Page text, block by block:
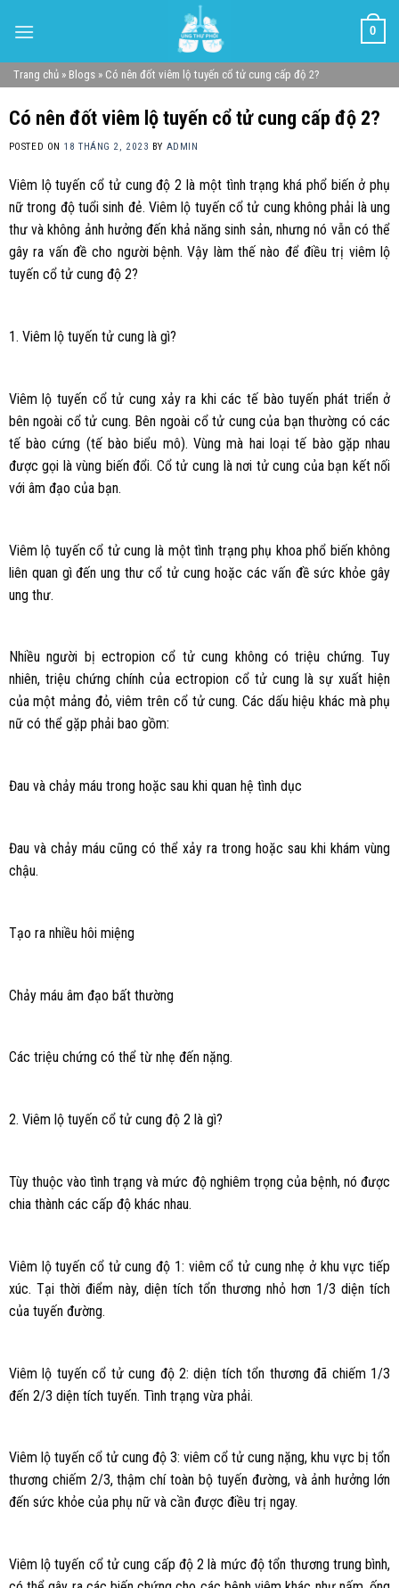
0
Trang chủ » Blogs » Có nên đốt viêm lộ tuyến cổ tử cung cấp độ 2?
Có nên đốt viêm lộ tuyến cổ tử cung cấp độ 2?
POSTED ON 18 THÁNG 2, 2023 BY ADMIN
Viêm lộ tuyến cổ tử cung độ 2 là một tình trạng khá phổ biến ở phụ
nữ trong độ tuổi sinh đẻ. Viêm lộ tuyến cổ tử cung không phải là ung
thư và không ảnh hưởng đến khả năng sinh sản, nhưng nó vẫn có thể
gây ra vấn đề cho người bệnh. Vậy làm thế nào để điều trị viêm lộ
tuyến cổ tử cung độ 2?
1. Viêm lộ tuyến tử cung là gì?
Viêm lộ tuyến cổ tử cung xảy ra khi các tế bào tuyến phát triển ở
bên ngoài cổ tử cung. Bên ngoài cổ tử cung của bạn thường có các
tế bào cứng (tế bào biểu mô). Vùng mà hai loại tế bào gặp nhau
được gọi là vùng biến đổi. Cổ tử cung là nơi tử cung của bạn kết nối
với âm đạo của bạn.
Viêm lộ tuyến cổ tử cung là một tình trạng phụ khoa phổ biến không
liên quan gì đến ung thư cổ tử cung hoặc các vấn đề sức khỏe gây
ung thư.
Nhiều người bị ectropion cổ tử cung không có triệu chứng. Tuy
nhiên, triệu chứng chính của ectropion cổ tử cung là sự xuất hiện
của một mảng đỏ, viêm trên cổ tử cung. Các dấu hiệu khác mà phụ
nữ có thể gặp phải bao gồm:
Đau và chảy máu trong hoặc sau khi quan hệ tình dục
Đau và chảy máu cũng có thể xảy ra trong hoặc sau khi khám vùng
chậu.
Tạo ra nhiều hôi miệng
Chảy máu âm đạo bất thường
Các triệu chứng có thể từ nhẹ đến nặng.
2. Viêm lộ tuyến cổ tử cung độ 2 là gì?
Tùy thuộc vào tình trạng và mức độ nghiêm trọng của bệnh, nó được
chia thành các cấp độ khác nhau.
Viêm lộ tuyến cổ tử cung độ 1: viêm cổ tử cung nhẹ ở khu vực tiếp
xúc. Tại thời điểm này, diện tích tổn thương nhỏ hơn 1/3 diện tích
của tuyến đường.
Viêm lộ tuyến cổ tử cung độ 2: diện tích tổn thương đã chiếm 1/3
đến 2/3 diện tích tuyến. Tình trạng vừa phải.
Viêm lộ tuyến cổ tử cung độ 3: viêm cổ tử cung nặng, khu vực bị tổn
thương chiếm 2/3, thậm chí toàn bộ tuyến đường, và ảnh hưởng lớn
đến sức khỏe của phụ nữ và cần được điều trị ngay.
Viêm lộ tuyến cổ tử cung cấp độ 2 là mức độ tổn thương trung bình,